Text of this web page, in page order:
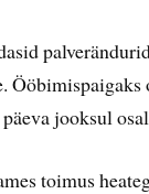
jooksul
toimus